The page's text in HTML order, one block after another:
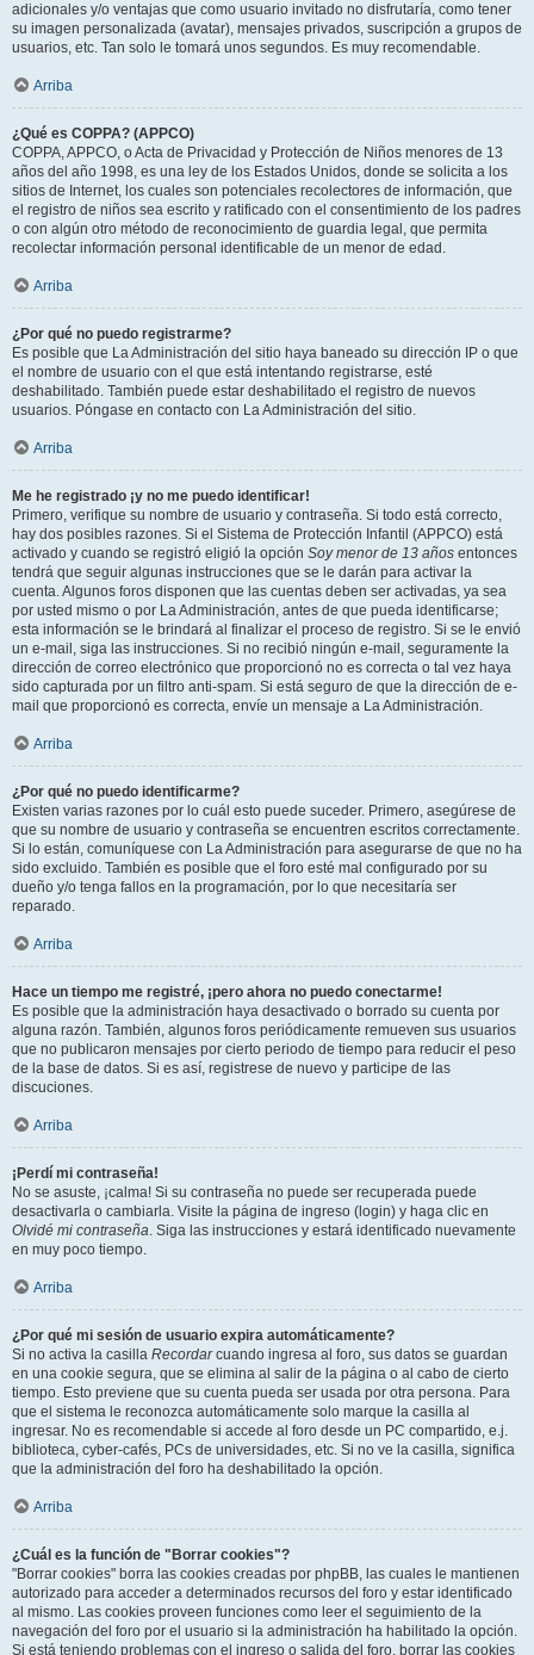
adicionales y/o ventajas que como usuario invitado no disfrutaría, como tener
su imagen personalizada (avatar), mensajes privados, suscripción a grupos de
usuarios, etc. Tan solo le tomará unos segundos. Es muy recomendable.
Arriba
¿Qué es COPPA? (APPCO)
COPPA, APPCO, o Acta de Privacidad y Protección de Niños menores de 13
años del año 1998, es una ley de los Estados Unidos, donde se solicita a los
sitios de Internet, los cuales son potenciales recolectores de información, que
el registro de niños sea escrito y ratificado con el consentimiento de los padres
o con algún otro método de reconocimiento de guardia legal, que permita
recolectar información personal identificable de un menor de edad.
Arriba
¿Por qué no puedo registrarme?
Es posible que La Administración del sitio haya baneado su dirección IP o que
el nombre de usuario con el que está intentando registrarse, esté
deshabilitado. También puede estar deshabilitado el registro de nuevos
usuarios. Póngase en contacto con La Administración del sitio.
Arriba
Me he registrado ¡y no me puedo identificar!
Primero, verifique su nombre de usuario y contraseña. Si todo está correcto,
hay dos posibles razones. Si el Sistema de Protección Infantil (APPCO) está
activado y cuando se registró eligió la opción Soy menor de 13 años entonces
tendrá que seguir algunas instrucciones que se le darán para activar la
cuenta. Algunos foros disponen que las cuentas deben ser activadas, ya sea
por usted mismo o por La Administración, antes de que pueda identificarse;
esta información se le brindará al finalizar el proceso de registro. Si se le envió
un e-mail, siga las instrucciones. Si no recibió ningún e-mail, seguramente la
dirección de correo electrónico que proporcionó no es correcta o tal vez haya
sido capturada por un filtro anti-spam. Si está seguro de que la dirección de e-
mail que proporcionó es correcta, envíe un mensaje a La Administración.
Arriba
¿Por qué no puedo identificarme?
Existen varias razones por lo cuál esto puede suceder. Primero, asegúrese de
que su nombre de usuario y contraseña se encuentren escritos correctamente.
Si lo están, comuníquese con La Administración para asegurarse de que no ha
sido excluido. También es posible que el foro esté mal configurado por su
dueño y/o tenga fallos en la programación, por lo que necesitaría ser
reparado.
Arriba
Hace un tiempo me registré, ¡pero ahora no puedo conectarme!
Es posible que la administración haya desactivado o borrado su cuenta por
alguna razón. También, algunos foros periódicamente remueven sus usuarios
que no publicaron mensajes por cierto periodo de tiempo para reducir el peso
de la base de datos. Si es así, registrese de nuevo y participe de las
discuciones.
Arriba
¡Perdí mi contraseña!
No se asuste, ¡calma! Si su contraseña no puede ser recuperada puede
desactivarla o cambiarla. Visite la página de ingreso (login) y haga clic en
Olvidé mi contraseña. Siga las instrucciones y estará identificado nuevamente
en muy poco tiempo.
Arriba
¿Por qué mi sesión de usuario expira automáticamente?
Si no activa la casilla Recordarcuando ingresa al foro, sus datos se guardan
en una cookie segura, que se elimina al salir de la página o al cabo de cierto
tiempo. Esto previene que su cuenta pueda ser usada por otra persona. Para
que el sistema le reconozca automáticamente solo marque la casilla al
ingresar. No es recomendable si accede al foro desde un PC compartido, e.j.
biblioteca, cyber-cafés, PCs de universidades, etc. Si no ve la casilla, significa
que la administración del foro ha deshabilitado la opción.
Arriba
¿Cuál es la función de "Borrar cookies"?
"Borrar cookies" borra las cookies creadas por phpBB, las cuales le mantienen
autorizado para acceder a determinados recursos del foro y estar identificado
al mismo. Las cookies proveen funciones como leer el seguimiento de la
navegación del foro por el usuario si la administración ha habilitado la opción.
Si está teniendo problemas con el ingreso o salida del foro, borrar las cookies